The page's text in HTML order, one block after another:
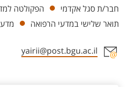
יחידות
חבר/ת סגל אקדמי
הפקולטה
תואר שלישי במדעי הרפואה
yairii@post.bgu.ac.il